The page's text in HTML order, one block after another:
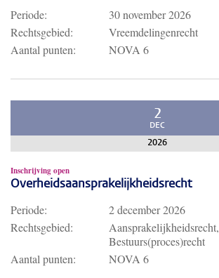
Periode:
30 november 2026
Rechtsgebied:
Vreemdelingenrecht
Aantal punten:
NOVA 6
2
DEC
2026
Inschrijving open
Overheidsaansprakelijkheidsrecht
Periode:
2 december 2026
Rechtsgebied:
Aansprakelijkheidsrecht,
Bestuurs(proces)recht
Aantal punten:
NOVA 6